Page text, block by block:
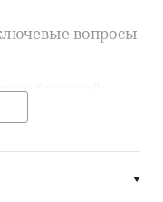
вопросы
бытовой
много
Если растет, то